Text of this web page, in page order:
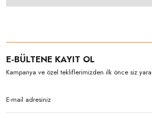
E-BÜLTENE KAYIT OL
Kampanya ve özel tekliflerimizden ilk önce siz